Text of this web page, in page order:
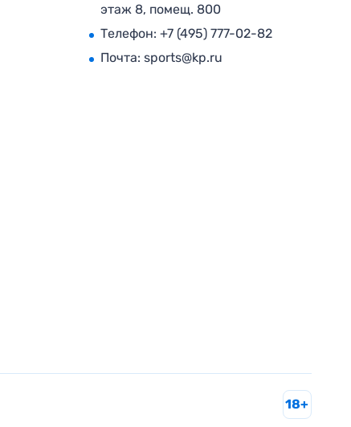
этаж 8, помещ. 800
Телефон: +7 (495) 777-02-82
Почта: sports@kp.ru
18+